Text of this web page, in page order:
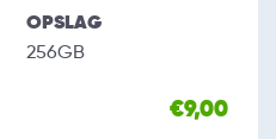
OPSLAG
256GB
€9,00